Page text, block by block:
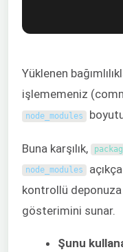
Yüklenen
işlememeniz
node_modules
Buna karşılık,
node_modules
kontrollü deponuza
gösterimini sunar.
Şunu